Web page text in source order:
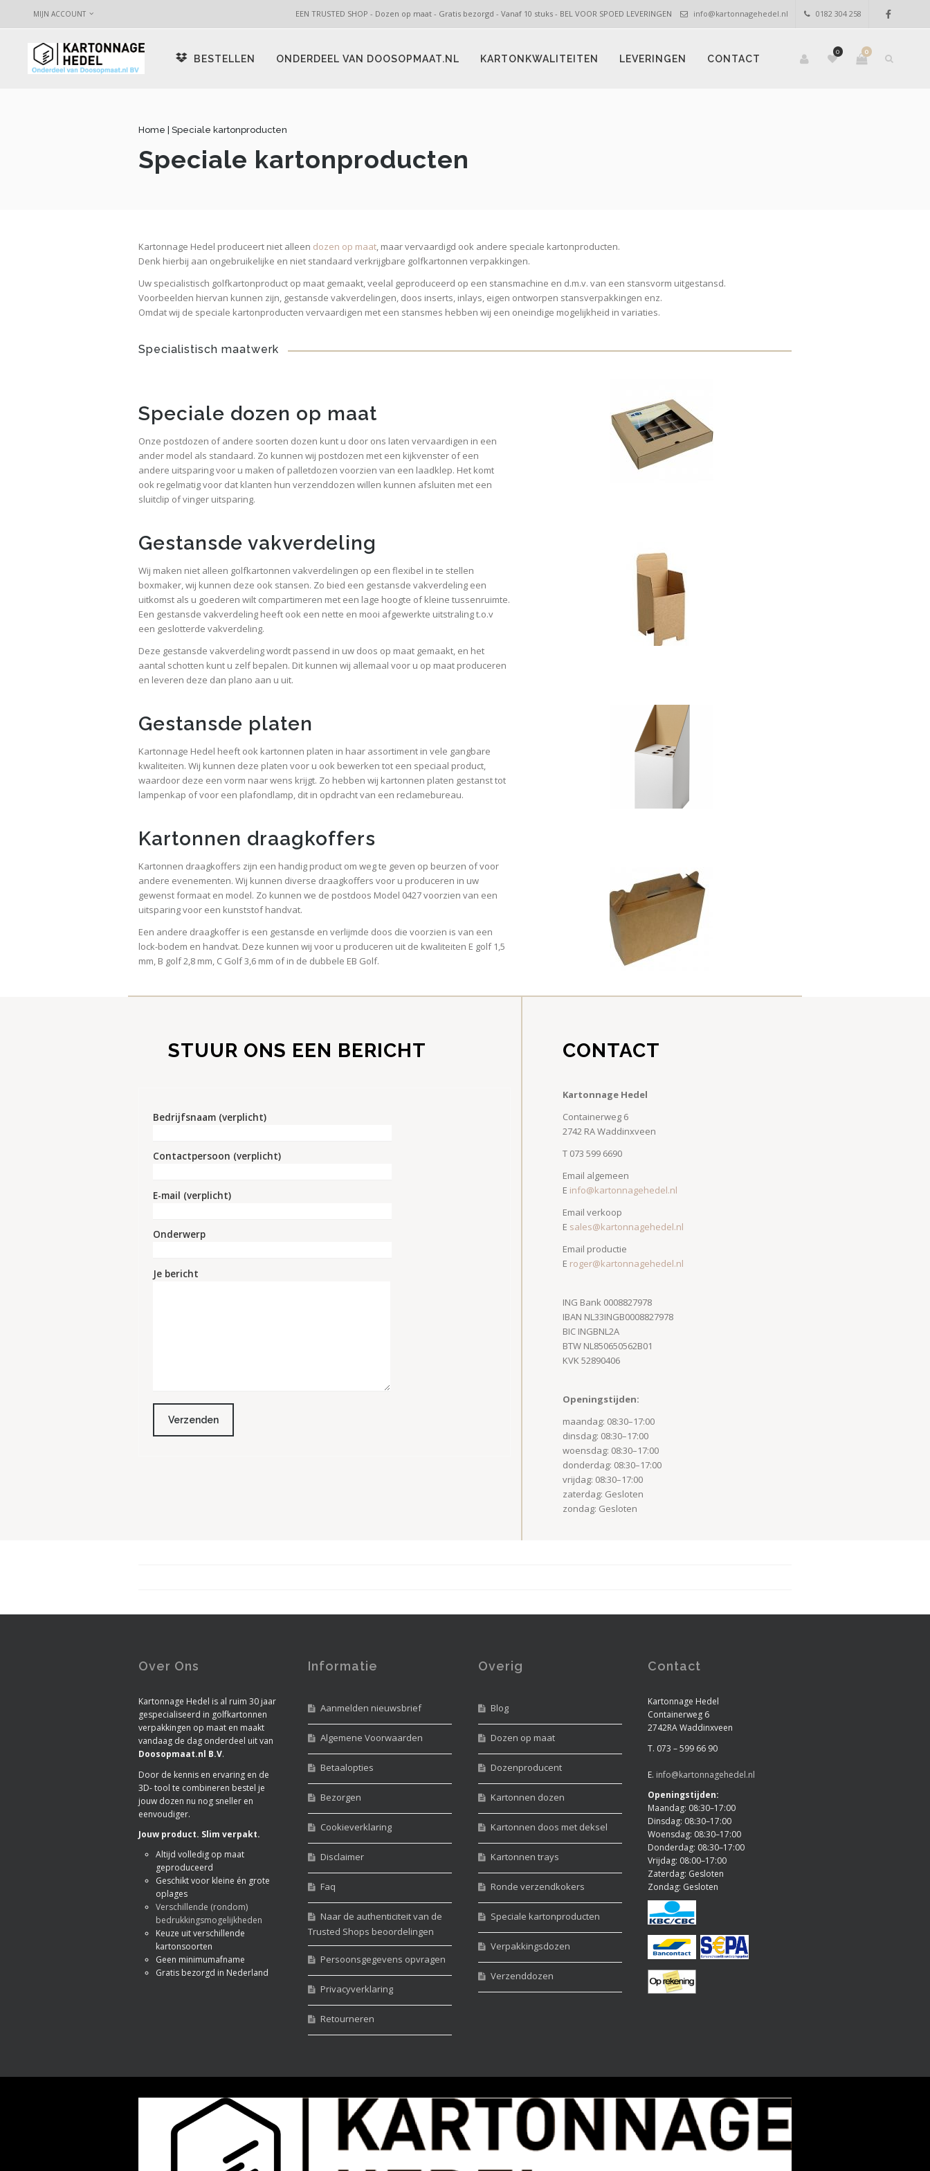
EEN TRUSTED SHOP - Dozen op maat - Gratis bezorgd - Vanaf 10 stuks - BEL VOOR SPOED LEVERINGEN info@kartonnagehedel.nl 0182 304 258
MIJN ACCOUNT
0
0
BESTELLEN ONDERDEEL VAN DOOSOPMAAT.NL KARTONKWALITEITEN LEVERINGEN CONTACT
Home Speciale kartonproducten
Speciale kartonproducten
Kartonnage Hedel produceert niet alleen dozen op maat, maar vervaardigd ook andere speciale kartonproducten.
Denk hierbij aan ongebruikelijke en niet standaard verkrijgbare golfkartonnen verpakkingen.
Uw specialistisch golfkartonproduct op maat gemaakt, veelal geproduceerd op een stansmachine en d.m.v. van een stansvorm uitgestansd.
Voorbeelden hiervan kunnen zijn, gestansde vakverdelingen, doos inserts, inlays, eigen ontworpen stansverpakkingen enz.
Omdat wij de speciale kartonproducten vervaardigen met een stansmes hebben wij een oneindige mogelijkheid in variaties.
Specialistisch maatwerk
Speciale dozen op maat
Onze postdozen of andere soorten dozen kunt u door ons laten vervaardigen in een
ander model als standaard. Zo kunnen wij postdozen met een kijkvenster of een
andere uitsparing voor u maken of palletdozen voorzien van een laadklep. Het komt
ook regelmatig voor dat klanten hun verzenddozen willen kunnen afsluiten met een
sluitclip of vinger uitsparing.
Gestansde vakverdeling
Wij maken niet alleen golfkartonnen vakverdelingen op een flexibel in te stellen
boxmaker, wij kunnen deze ook stansen. Zo bied een gestansde vakverdeling een
uitkomst als u goederen wilt compartimeren met een lage hoogte of kleine tussenruimte.
Een gestansde vakverdeling heeft ook een nette en mooi afgewerkte uitstraling t.o.v
een geslotterde vakverdeling.
Deze gestansde vakverdeling wordt passend in uw doos op maat gemaakt, en het
aantal schotten kunt u zelf bepalen. Dit kunnen wij allemaal voor u op maat produceren
en leveren deze dan plano aan u uit.
Gestansde platen
Kartonnage Hedel heeft ook kartonnen platen in haar assortiment in vele gangbare
kwaliteiten. Wij kunnen deze platen voor u ook bewerken tot een speciaal product,
waardoor deze een vorm naar wens krijgt. Zo hebben wij kartonnen platen gestanst tot
lampenkap of voor een plafondlamp, dit in opdracht van een reclamebureau.
Kartonnen draagkoffers
Kartonnen draagkoffers zijn een handig product om weg te geven op beurzen of voor
andere evenementen. Wij kunnen diverse draagkoffers voor u produceren in uw
gewenst formaat en model. Zo kunnen we de postdoos Model 0427 voorzien van een
uitsparing voor een kunststof handvat.
Een andere draagkoffer is een gestansde en verlijmde doos die voorzien is van een
lock-bodem en handvat. Deze kunnen wij voor u produceren uit de kwaliteiten E golf 1,5
mm, B golf 2,8 mm, C Golf 3,6 mm of in de dubbele EB Golf.
STUUR ONS EEN BERICHT
Bedrijfsnaam (verplicht)
Contactpersoon (verplicht)
E-mail (verplicht)
Onderwerp
Je bericht
CONTACT
Kartonnage Hedel
Containerweg 6
2742 RA Waddinxveen
T 073 599 6690
Email algemeen
E info@kartonnagehedel.nl
Email verkoop
E sales@kartonnagehedel.nl
Email productie
E roger@kartonnagehedel.nl
ING Bank 0008827978
IBAN NL33INGB0008827978
BIC INGBNL2A
BTW NL850650562B01
KVK 52890406
Openingstijden:
maandag: 08:30–17:00
dinsdag: 08:30–17:00
woensdag: 08:30–17:00
donderdag: 08:30–17:00
vrijdag: 08:30–17:00
zaterdag: Gesloten
zondag: Gesloten
Over Ons
Kartonnage Hedel is al ruim 30 jaar
gespecialiseerd in golfkartonnen
verpakkingen op maat en maakt
vandaag de dag onderdeel uit van
Doosopmaat.nl B.V.
Door de kennis en ervaring en de
3D- tool te combineren bestel je
jouw dozen nu nog sneller en
eenvoudiger.
Jouw product. Slim verpakt.
Altijd volledig op maat
geproduceerd
Geschikt voor kleine én grote
oplages
Verschillende (rondom)
bedrukkingsmogelijkheden
Keuze uit verschillende
kartonsoorten
Geen minimumafname
Gratis bezorgd in Nederland
Informatie
Aanmelden nieuwsbrief
Algemene Voorwaarden
Betaalopties
Bezorgen
Cookieverklaring
Disclaimer
Faq
Naar de authenticiteit van de
Trusted Shops beoordelingen
Persoonsgegevens opvragen
Privacyverklaring
Retourneren
Overig
Blog
Dozen op maat
Dozenproducent
Kartonnen dozen
Kartonnen doos met deksel
Kartonnen trays
Ronde verzendkokers
Speciale kartonproducten
Verpakkingsdozen
Verzenddozen
Contact
Kartonnage Hedel
Containerweg 6
2742RA Waddinxveen
T. 073 – 599 66 90
E. info@kartonnagehedel.nl
Openingstijden:
Maandag: 08:30–17:00
Dinsdag: 08:30–17:00
Woensdag: 08:30–17:00
Donderdag: 08:30–17:00
Vrijdag: 08:00–17:00
Zaterdag: Gesloten
Zondag: Gesloten